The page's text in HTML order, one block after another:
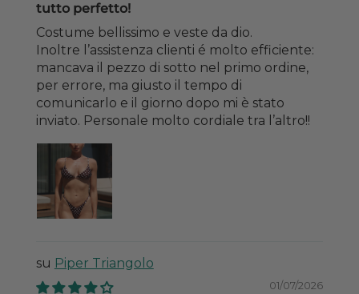
tutto perfetto!
Costume bellissimo e veste da dio.
Inoltre l’assistenza clienti é molto efficiente:
mancava il pezzo di sotto nel primo ordine,
per errore, ma giusto il tempo di
comunicarlo e il giorno dopo mi è stato
inviato. Personale molto cordiale tra l’altro!!
Piper Triangolo
01/07/2026